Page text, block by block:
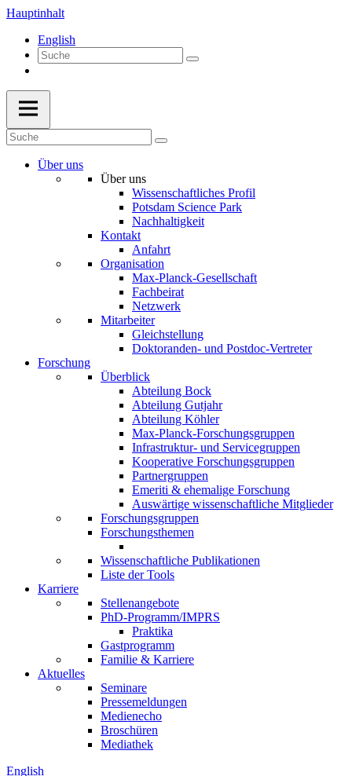
Hauptinhalt
English
Über uns
Über uns
Wissenschaftliches Profil
Potsdam Science Park
Nachhaltigkeit
Kontakt
Anfahrt
Organisation
Max-Planck-Gesellschaft
Fachbeirat
Netzwerk
Mitarbeiter
Gleichstellung
Doktoranden- und Postdoc-Vertreter
Forschung
Überblick
Abteilung Bock
Abteilung Gutjahr
Abteilung Köhler
Max-Planck-Forschungsgruppen
Infrastruktur- und Servicegruppen
Kooperative Forschungsgruppen
Partnergruppen
Emeriti & ehemalige Forschung
Auswärtige wissenschaftliche Mitglieder
Forschungsgruppen
Forschungsthemen
Wissenschaftliche Publikationen
Liste der Tools
Karriere
Stellenangebote
PhD-Programm/IMPRS
Praktika
Gastprogramm
Familie & Karriere
Aktuelles
Seminare
Pressemeldungen
Medienecho
Broschüren
Mediathek
English